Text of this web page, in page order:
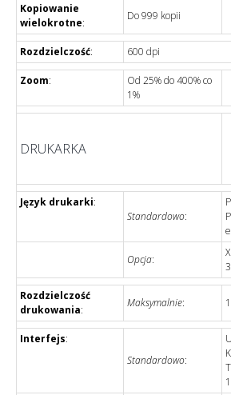
Kopiowanie
wielokrotne:
Do 999 kopii
Rozdzielczość: 600 dpi
Zoom:
Od 25% do 400% co
1%
DRUKARKA
Język drukarki:
Standardowo:
Opcja:
Rozdzielczość
drukowania:
Maksymalnie:
Interfejs:
Standardowo: